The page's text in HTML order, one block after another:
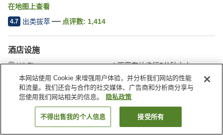
在地图上查看
4.7 出类拔萃 点评数: 1,414
酒店设施
Wi-Fi
距离车站步行5分钟之内
全馆禁烟
指定吸烟区
首页 日本 神奈川县 镰仓 镰仓大都会酒店
搜索客房
本网站使用 Cookie 来增强用户体验，并分析我们网站的性能
和流量。我们还会与合作的社交媒体、广告商和分析商分享与
您使用我们网站相关的信息。
隐私政策
不得出售我的个人信息 接受所有